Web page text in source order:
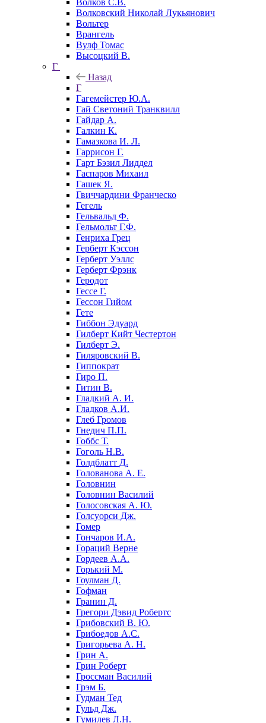
Волков С.В.
Волковский Николай Лукьянович
Вольтер
Врангель
Вулф Томас
Высоцкий В.
Г
Назад
Г
Гагемейстер Ю.А.
Гай Светоний Транквилл
Гайдар А.
Галкин К.
Гамазкова И. Л.
Гаррисон Г.
Гарт Бэзил Лиддел
Гаспаров Михаил
Гашек Я.
Гвиччардини Франческо
Гегель
Гельвальд Ф.
Гельмольт Г.Ф.
Генриха Грец
Герберт Кэссон
Герберт Уэллс
Герберт Фрэнк
Геродот
Гессе Г.
Гессон Гийом
Гете
Гиббон Эдуард
Гилберт Кийт Честертон
Гилберт Э.
Гиляровский В.
Гиппократ
Гиро П.
Гитин В.
Гладкий А. И.
Гладков А.И.
Глеб Громов
Гнедич П.П.
Гоббс Т.
Гоголь Н.В.
Голдблатт Д.
Голованова А. Е.
Головнин
Головнин Василий
Голосовская А. Ю.
Голсуорси Дж.
Гомер
Гончаров И.А.
Гораций Верне
Гордеев А.А.
Горький М.
Гоулман Д.
Гофман
Гранин Д.
Грегори Дэвид Робертс
Грибовский В. Ю.
Грибоедов А.С.
Григорьева А. Н.
Грин А.
Грин Роберт
Гроссман Василий
Грэм Б.
Гудман Тед
Гульд Дж.
Гумилев Л.Н.